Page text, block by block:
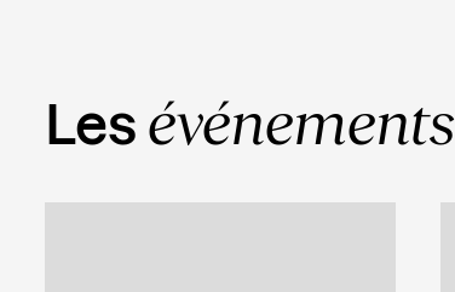
Les événements